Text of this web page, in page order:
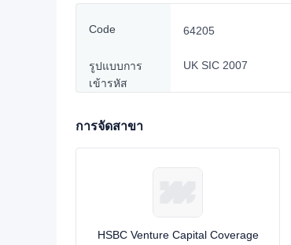
Code
รูปแบบการ
เข้ารหัส
64205
UK SIC 2007
การจัดสาขา
HSBC Venture Capital Coverage